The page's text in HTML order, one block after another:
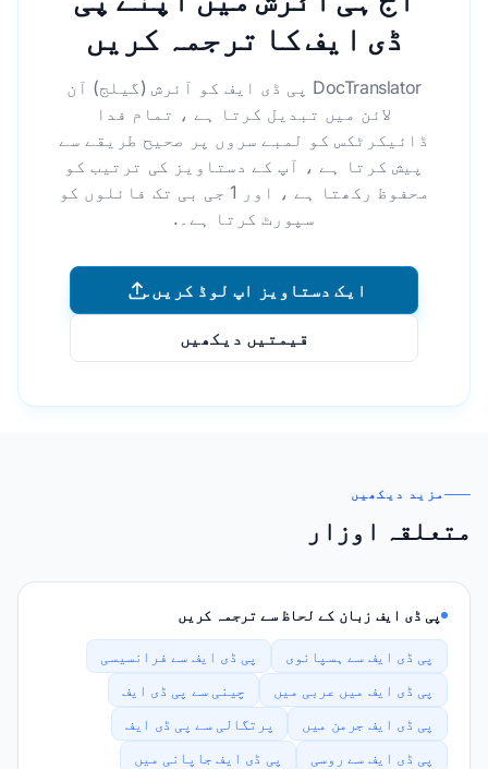
ڈی ایف کا ترجمہ کریں
DocTranslator پی ڈی ایف کو آئرش (گیلج) آن
لائن میں تبدیل کرتا ہے ، تمام فدا
ڈائیکرٹکس کو لمبے سروں پر صحیح طریقے سے
پیش کرتا ہے ، آپ کے دستاویز کی ترتیب کو
محفوظ رکھتا ہے ، اور 1 جی بی تک فائلوں کو
سپورٹ کرتا ہے۔.
ایک دستاویز اپ لوڈ کریں۔
قیمتیں دیکھیں
مزید دیکھیں
متعلقہ اوزار
پی ڈی ایف زبان کے لحاظ سے ترجمہ کریں
پی ڈی ایف سے ہسپانوی
پی ڈی ایف سے فرانسیسی
پی ڈی ایف میں عربی میں
چینی سے پی ڈی ایف
پی ڈی ایف جرمن میں
پرتگالی سے پی ڈی ایف
پی ڈی ایف سے روسی
پی ڈی ایف جاپانی میں